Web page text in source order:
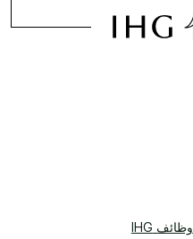
وظائف IHG